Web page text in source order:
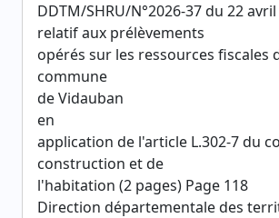
DDTM/SHRU/N°2026-37 du 22
relatif aux prélèvements
opérés sur les ressources fiscales
commune
de Vidauban
en
application de l'article L.302-7 du
construction et de
l'habitation (2 pages) Page 118
Direction départementale des